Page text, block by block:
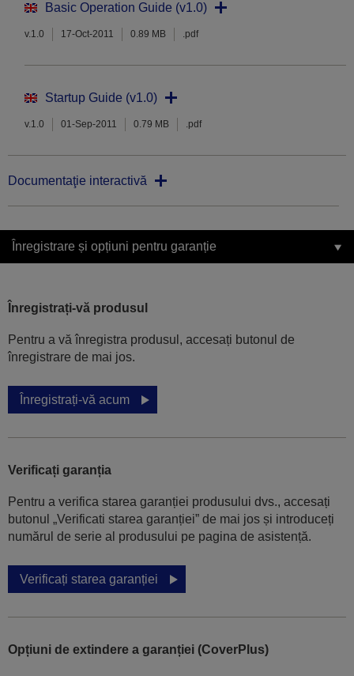
Basic Operation Guide (v1.0)
v.1.0 17-Oct-2011 0.89 MB .pdf
Startup Guide (v1.0)
v.1.0 01-Sep-2011 0.79 MB .pdf
Documentaţie interactivă
Înregistrare și opțiuni pentru garanție
Înregistrați-vă produsul
Pentru a vă înregistra produsul, accesați butonul de
înregistrare de mai jos.
Înregistrați-vă acum
Verificați garanția
Pentru a verifica starea garanției produsului dvs., accesați
butonul „Verificati starea garanției” de mai jos și introduceți
numărul de serie al produsului pe pagina de asistență.
Verificați starea garanției
Opțiuni de extindere a garanției (CoverPlus)